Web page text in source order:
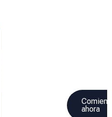
ahora